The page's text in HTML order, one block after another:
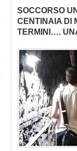
SOCCORSO
CENTINAIA DI
TERMINI….